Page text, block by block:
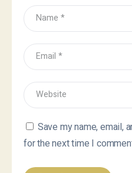
Save my name, email,
for the next time I